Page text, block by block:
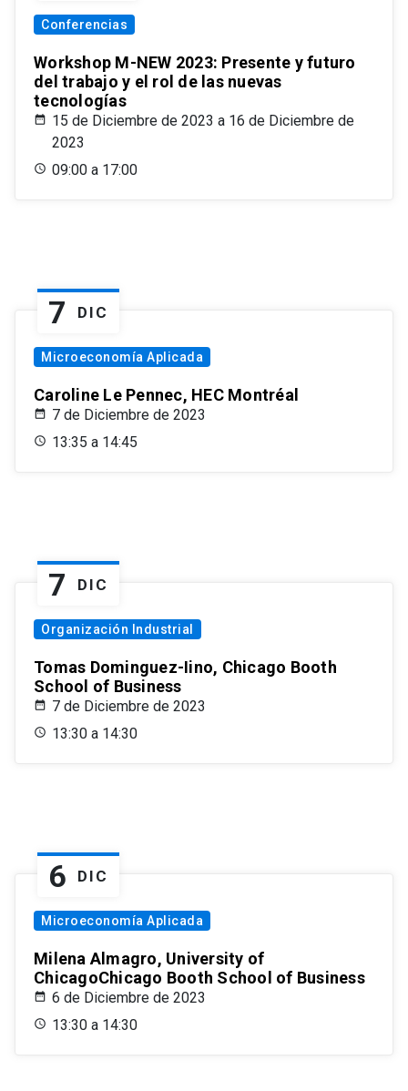
Conferencias
Workshop M-NEW 2023: Presente y futuro
del trabajo y el rol de las nuevas
tecnologías
15 de Diciembre de 2023 a 16 de Diciembre de
2023
09:00 a 17:00
7 DIC
Microeconomía Aplicada
Caroline Le Pennec, HEC Montréal
7 de Diciembre de 2023
13:35 a 14:45
7 DIC
Organización Industrial
Tomas Dominguez-Iino, Chicago Booth
School of Business
7 de Diciembre de 2023
13:30 a 14:30
6 DIC
Microeconomía Aplicada
Milena Almagro, University of
ChicagoChicago Booth School of Business
6 de Diciembre de 2023
13:30 a 14:30